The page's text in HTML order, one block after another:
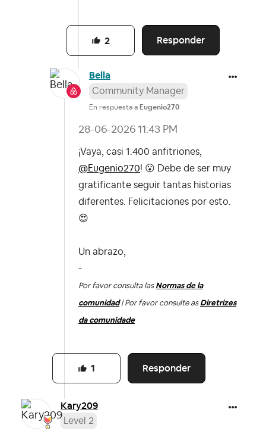
Responder
2
Bella
Community Manager
En respuesta a Eugenio270
‎28-06-2026 11:43 PM
¡Vaya, casi 1.400 anfitriones,
@Eugenio270! 😮 Debe de ser muy
gratificante seguir tantas historias
diferentes. Felicitaciones por esto.
😍
Un abrazo,
-
Por favor consulta las Normas de la
comunidad| Por favor consulte as Diretrizes
da comunidade
Responder
1
Kary209
Level 2